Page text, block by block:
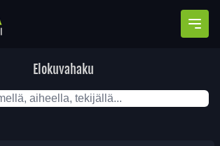
Elokuvahaku